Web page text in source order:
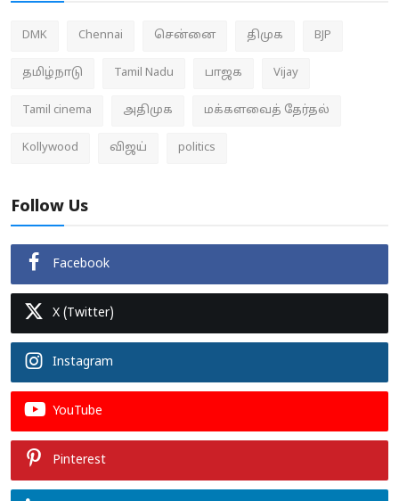
DMK Chennai சென்னை திமுக BJP
தமிழ்நாடு Tamil Nadu பாஜக Vijay
Tamil cinema அதிமுக மக்களவைத் தேர்தல்
Kollywood விஜய் politics
Follow Us
Facebook
X (Twitter)
Instagram
YouTube
Pinterest